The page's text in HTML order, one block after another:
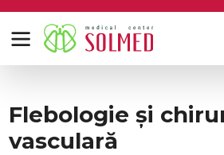
Flebologie și
vasculară